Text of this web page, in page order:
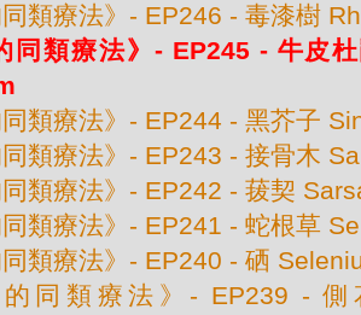
同類療法》- EP246 - 毒漆樹
同類療法》- EP245 - 牛皮
同類療法》- EP244 - 黑芥子
同類療法》- EP243 - 接骨木
同類療法》- EP242 - 菝契
同類療法》- EP241 - 蛇根草
同類療法》- EP240 - 硒
的同類療法》- EP239 - 側